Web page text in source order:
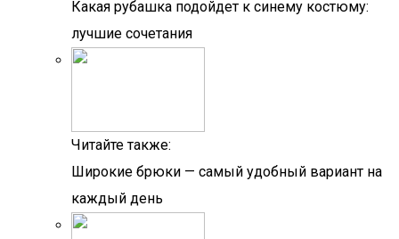
Какая рубашка подойдет к синему костюму:
лучшие сочетания
Читайте также:
Широкие брюки — самый удобный вариант на
каждый день